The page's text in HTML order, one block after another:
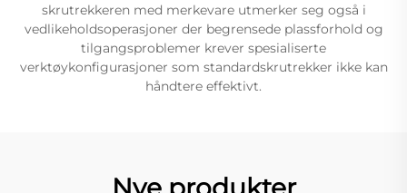
skrutrekkeren med merkevare utmerker seg også i
vedlikeholdsoperasjoner der begrensede plassforhold og
tilgangsproblemer krever spesialiserte
verktøykonfigurasjoner som standardskrutrekker ikke kan
håndtere effektivt.